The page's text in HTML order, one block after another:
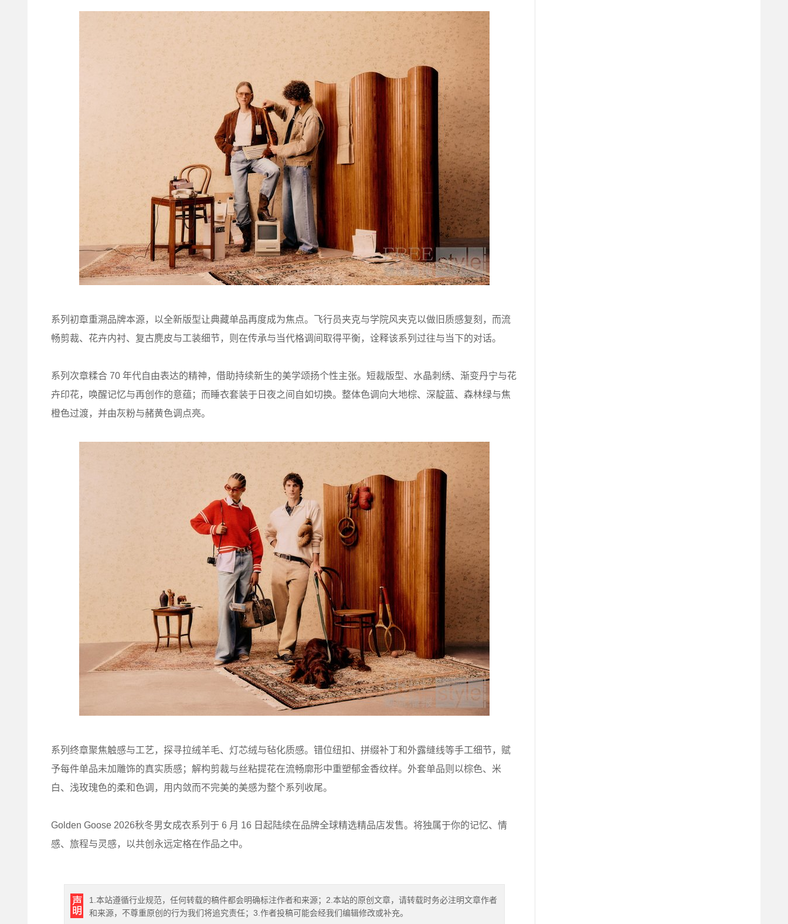
系列初章重溯品牌本源，以全新版型让典藏单品再度成为焦点。飞行员夹克与学院风夹克以做旧质感复刻，而流
畅剪裁、花卉内衬、复古麂皮与工装细节，则在传承与当代格调间取得平衡，诠释该系列过往与当下的对话。
系列次章糅合 70 年代自由表达的精神，借助持续新生的美学颂扬个性主张。短裁版型、水晶刺绣、渐变丹宁与花
卉印花，唤醒记忆与再创作的意蕴；而睡衣套装于日夜之间自如切换。整体色调向大地棕、深靛蓝、森林绿与焦
橙色过渡，并由灰粉与赭黄色调点亮。
系列终章聚焦触感与工艺，探寻拉绒羊毛、灯芯绒与毡化质感。错位纽扣、拼缀补丁和外露缝线等手工细节，赋
予每件单品未加雕饰的真实质感；解构剪裁与丝粘提花在流畅廓形中重塑郁金香纹样。外套单品则以棕色、米
白、浅玫瑰色的柔和色调，用内敛而不完美的美感为整个系列收尾。
Golden Goose 2026秋冬男女成衣系列于 6 月 16 日起陆续在品牌全球精选精品店发售。将独属于你的记忆、情
感、旅程与灵感，以共创永远定格在作品之中。
1.本站遵循行业规范，任何转载的稿件都会明确标注作者和来源；2.本站的原创文章，请转载时务必注明文章作者
和来源，不尊重原创的行为我们将追究责任；3.作者投稿可能会经我们编辑修改或补充。